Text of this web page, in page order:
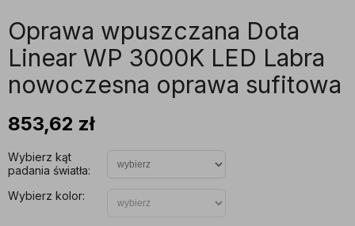
Oprawa wpuszczana Dota
Linear WP 3000K LED Labra
nowoczesna oprawa sufitowa
853,62 zł
Wybierz kąt
padania światła:
Wybierz kolor: